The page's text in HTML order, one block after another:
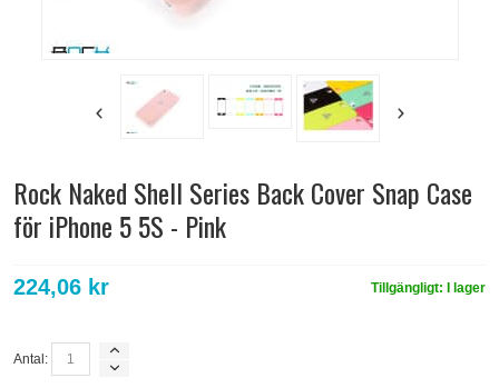
Rock Naked Shell Series Back Cover Snap Case
för iPhone 5 5S - Pink
Tillgängligt: I lager
224,06 kr
Antal: